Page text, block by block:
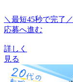
＼最短45秒で完了／
応募へ進む
詳しく
見る